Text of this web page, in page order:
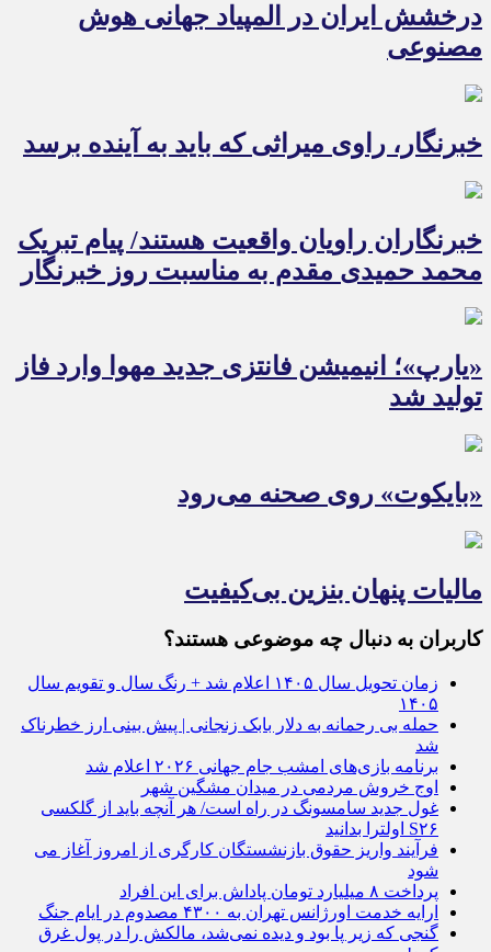
درخشش ایران در المپیاد جهانی هوش
مصنوعی
خبرنگار، راوی میراثی که باید به آینده برسد
خبرنگاران راویان واقعیت هستند/ پیام تبریک
محمد حمیدی مقدم به مناسبت روز خبرنگار
«یارپ»؛ انیمیشن فانتزی جدید مهوا وارد فاز
تولید شد
«بایکوت» روی صحنه می‌رود
مالیات پنهان بنزین بی‌کیفیت
کاربران به دنبال چه موضوعی هستند؟
زمان تحویل سال ۱۴۰۵ اعلام شد + رنگ سال و تقویم سال
۱۴۰۵
حمله بی رحمانه به دلار بابک زنجانی | پیش بینی ارز خطرناک
شد
برنامه بازی‌های امشب جام جهانی ۲۰۲۶ اعلام شد
اوج خروش مردمی در میدان مشگین شهر
غول جدید سامسونگ در راه است/ هر آنچه باید از گلکسی
S۲۶ اولترا بدانید
فرآیند واریز حقوق بازنشستگان کارگری از امروز آغاز می
شود
پرداخت ۸ میلیارد تومان پاداش برای این افراد
ارایه خدمت اورژانس تهران به ۴۳۰۰ مصدوم در ایام جنگ
گنجی که زیر پا بود و دیده نمی‌شد، مالکش را در پول غرق